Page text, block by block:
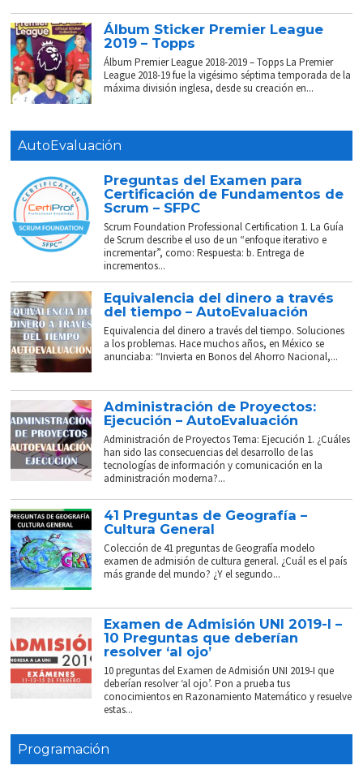
Álbum Sticker Premier League
2019 – Topps
Álbum Premier League 2018-2019 – Topps La Premier
League 2018-19 fue la vigésimo séptima temporada de la
máxima división inglesa, desde su creación en...
AutoEvaluación
Preguntas del Examen para
Certificación de Fundamentos de
Scrum – SFPC
Scrum Foundation Professional Certification 1. La Guía
de Scrum describe el uso de un “enfoque iterativo e
incrementar”, como: Respuesta: b. Entrega de
incrementos...
Equivalencia del dinero a través
del tiempo – AutoEvaluación
Equivalencia del dinero a través del tiempo. Soluciones
a los problemas. Hace muchos años, en México se
anunciaba: “Invierta en Bonos del Ahorro Nacional,...
Administración de Proyectos:
Ejecución – AutoEvaluación
Administración de Proyectos Tema: Ejecución 1. ¿Cuáles
han sido las consecuencias del desarrollo de las
tecnologías de información y comunicación en la
administración moderna?...
41 Preguntas de Geografía –
Cultura General
Colección de 41 preguntas de Geografía modelo
examen de admisión de cultura general. ¿Cuál es el país
más grande del mundo? ¿Y el segundo...
Examen de Admisión UNI 2019-I –
10 Preguntas que deberían
resolver ‘al ojo’
10 preguntas del Examen de Admisión UNI 2019-I que
deberían resolver ‘al ojo’. Pon a prueba tus
conocimientos en Razonamiento Matemático y resuelve
estas...
Programación